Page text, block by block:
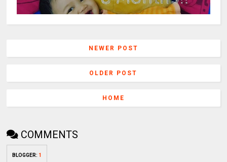
NEWER POST
OLDER POST
HOME
COMMENTS
BLOGGER: 1